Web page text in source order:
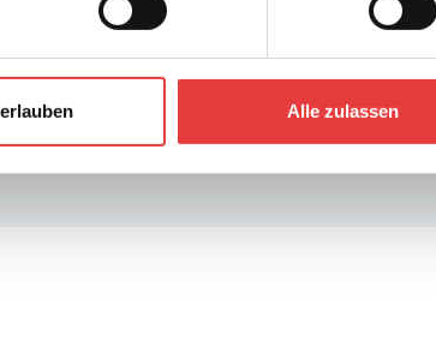
Alle zulassen